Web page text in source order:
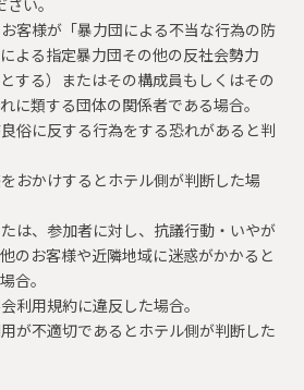
客様が「暴力団による不当な行為の防
よる指定暴力団その他の反社会勢力
する）またはその構成員もしくはその
に類する団体の関係者である場合。
俗に反する行為をする恐れがあると判
おかけするとホテル側が判断した場
は、参加者に対し、抗議行動・いやが
のお客様や近隣地域に迷惑がかかると
合。
利用規約に違反した場合。
が不適切であるとホテル側が判断した